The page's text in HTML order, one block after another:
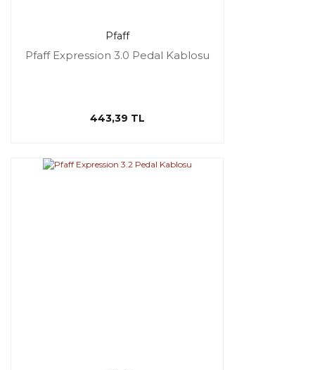
Pfaff
Pfaff Expression 3.0 Pedal Kablosu
443,39 TL